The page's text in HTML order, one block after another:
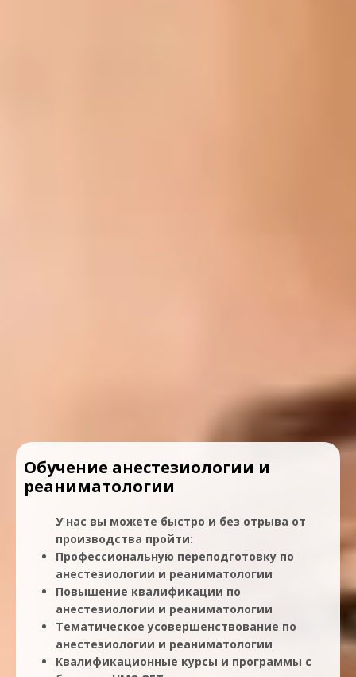
Обучение анестезиологии и
реаниматологии
У нас вы можете быстро и без отрыва от
производства пройти:
Профессиональную переподготовку по
анестезиологии и реаниматологии
Повышение квалификации по
анестезиологии и реаниматологии
Тематическое усовершенствование по
анестезиологии и реаниматологии
Квалификационные курсы и программы с